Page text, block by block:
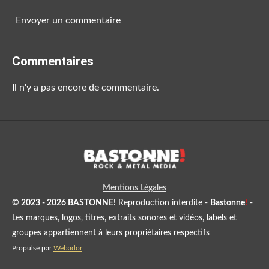
Envoyer un commentaire
Commentaires
Il n'y a pas encore de commentaire.
Mentions Légales
© 2023 - 2026 BASTONNE! Reproduction interdite - Bastonne! -
Les marques, logos, titres, extraits sonores et vidéos, labels et
groupes appartiennent à leurs propriétaires respectifs
Propulsé parWebador